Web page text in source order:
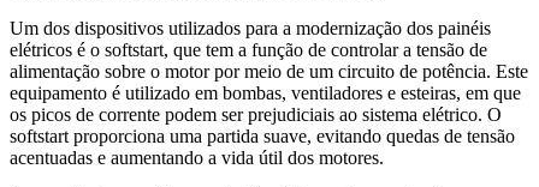
Um dos dispositivos utilizados para a modernização dos painéis
elétricos é o softstart, que tem a função de controlar a tensão de
alimentação sobre o motor por meio de um circuito de potência. Este
equipamento é utilizado em bombas, ventiladores e esteiras, em que
os picos de corrente podem ser prejudiciais ao sistema elétrico. O
softstart proporciona uma partida suave, evitando quedas de tensão
acentuadas e aumentando a vida útil dos motores.